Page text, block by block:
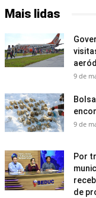
Mais lidas
9 de
9 de
Por
de